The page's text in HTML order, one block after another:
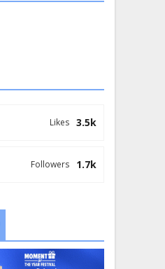
3.5k
Likes
1.7k
Followers